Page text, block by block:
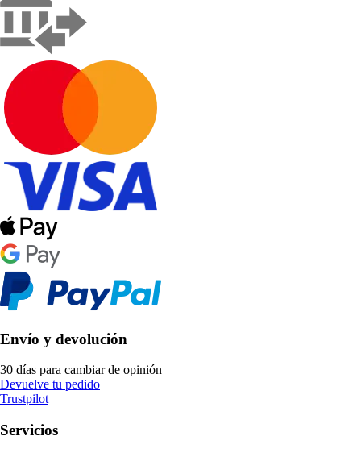
Envío y devolución
30 días para cambiar de opinión
Devuelve tu pedido
Trustpilot
Servicios